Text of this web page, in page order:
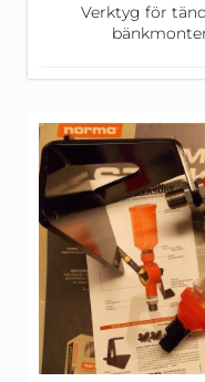
Verktyg för